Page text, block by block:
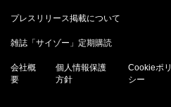
プレスリリース掲載について
雑誌「サイゾー」定期購読
会社概
要
個人情報保護
方針
Cookieポリ
シー